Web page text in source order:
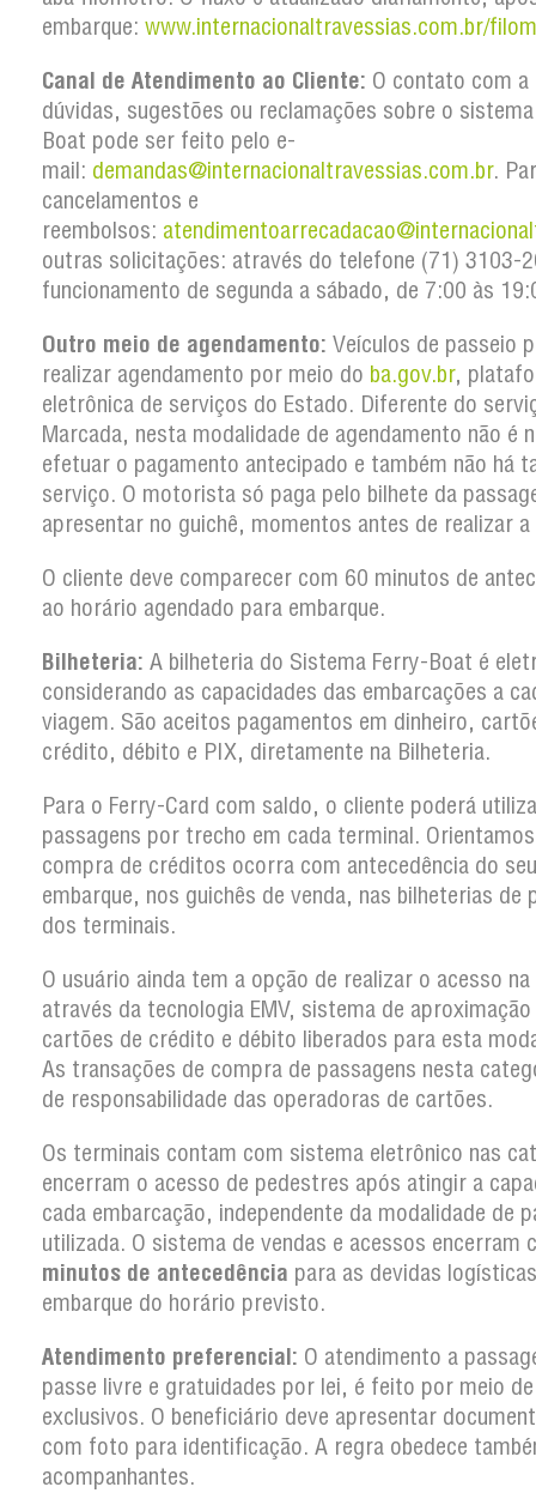
embarque: www.internacionaltravessias.com.br/
Canal de Atendimento ao Cliente: O contato com a
dúvidas, sugestões ou reclamações sobre o
Boat pode ser feito pelo e-
mail: demandas@internacionaltravessias.com.br.
cancelamentos e
reembolsos:
outras solicitações: através do telefone (71) 3103-
funcionamento de segunda a sábado, de 7:00 às
Outro meio de agendamento: Veículos de passeio
realizar agendamento por meio do ba.gov.br,
eletrônica de serviços do Estado. Diferente do
Marcada, nesta modalidade de agendamento não é
efetuar o pagamento antecipado e também não há
serviço. O motorista só paga pelo bilhete da
apresentar no guichê, momentos antes de realizar
O cliente deve comparecer com 60 minutos de
ao horário agendado para embarque.
Bilheteria: A bilheteria do Sistema Ferry-Boat é
considerando as capacidades das embarcações a
viagem. São aceitos pagamentos em dinheiro,
crédito, débito e PIX, diretamente na Bilheteria.
Para o Ferry-Card com saldo, o cliente poderá
passagens por trecho em cada terminal.
compra de créditos ocorra com antecedência do seu
embarque, nos guichês de venda, nas bilheterias de
dos terminais.
O usuário ainda tem a opção de realizar o acesso
através da tecnologia EMV, sistema de
cartões de crédito e débito liberados para esta
As transações de compra de passagens nesta
de responsabilidade das operadoras de cartões.
Os terminais contam com sistema eletrônico nas
encerram o acesso de pedestres após atingir a
cada embarcação, independente da modalidade de
utilizada. O sistema de vendas e acessos encerram
minutos de antecedência para as devidas
embarque do horário previsto.
Atendimento preferencial: O atendimento a
passe livre e gratuidades por lei, é feito por meio
exclusivos. O beneficiário deve apresentar
com foto para identificação. A regra obedece
acompanhantes.